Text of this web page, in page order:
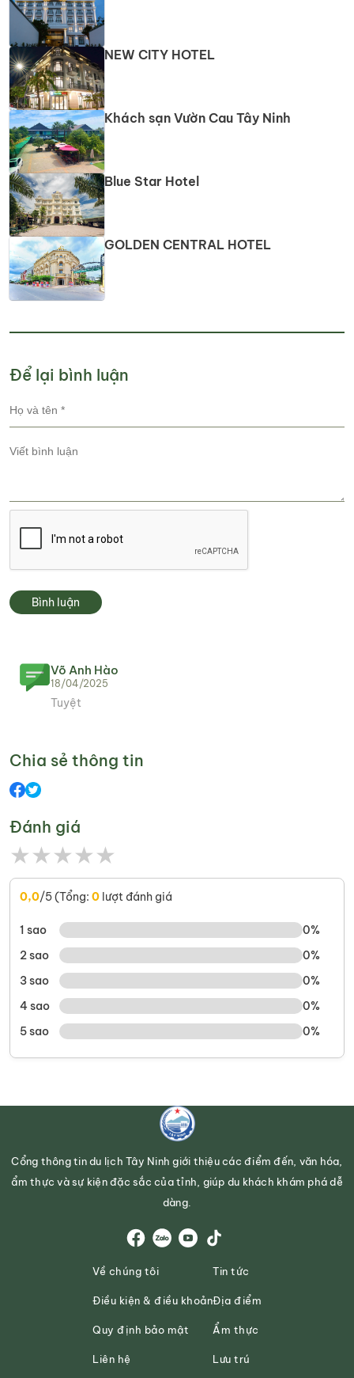
NEW CITY HOTEL
Khách sạn Vườn Cau Tây Ninh
Blue Star Hotel
GOLDEN CENTRAL HOTEL
Để lại bình luận
Bình luận
Võ Anh Hào
18/04/2025
Tuyệt
Chia sẻ thông tin
Đánh giá
★★★★★
0,0/5 (Tổng: 0 lượt đánh giá
1 sao
0%
2 sao
0%
3 sao
0%
4 sao
0%
5 sao
0%
Cổng thông tin du lịch Tây Ninh giới thiệu các điểm đến, văn hóa,
ẩm thực và sự kiện đặc sắc của tỉnh, giúp du khách khám phá dễ
dàng.
Về chúng tôi
Điều kiện & điều khoản
Quy định bảo mật
Liên hệ
Tin tức
Địa điểm
Ẩm thực
Lưu trú